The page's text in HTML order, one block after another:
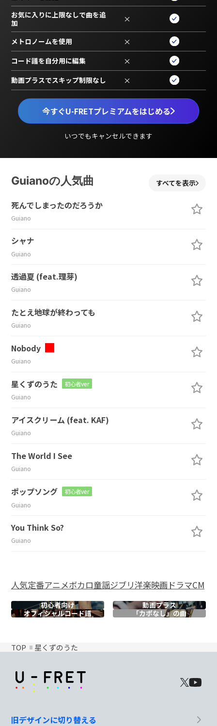
今すぐU-FRETプレミアムをはじめる
いつでもキャンセルできます
お気に入りに上限なしで曲を追
加
×
メトロノームを使用 ×
コード譜を自分用に編集 ×
動画プラスでスキップ制限なし ×
Guianoの人気曲 すべてを表示
死んでしまったのだろうか
Guiano
シャナ
Guiano
透過夏 (feat.理芽)
Guiano
たとえ地球が終わっても
Guiano
Nobody
Guiano
星くずのうた 初心者ver
Guiano
アイスクリーム (feat. KAF)
Guiano
The World I See
Guiano
ポップソング 初心者ver
Guiano
You Think So?
Guiano
人気定番アニメボカロ童謡ジブリ洋楽映画ドラマCM
初心者向け
動画プラス
オフィシャルコード譜 「カポなし」の曲
TOP 星くずのうた
旧デザインに切り替える